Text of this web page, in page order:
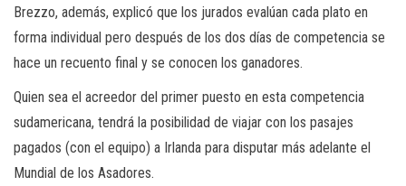
Brezzo, además, explicó que los jurados evalúan cada plato en
forma individual pero después de los dos días de competencia se
hace un recuento final y se conocen los ganadores.
Quien sea el acreedor del primer puesto en esta competencia
sudamericana, tendrá la posibilidad de viajar con los pasajes
pagados (con el equipo) a Irlanda para disputar más adelante el
Mundial de los Asadores.